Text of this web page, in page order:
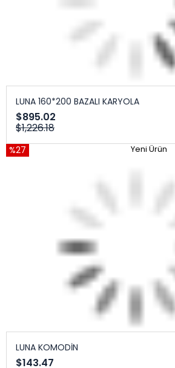
LUNA 160*200 BAZALI KARYOLA
$895.02
$1,226.18
%27 Yeni Ürün
LUNA KOMODİN
$143.47